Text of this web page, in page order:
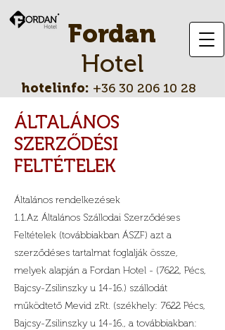
Fordan
Hotel
hotelinfo: +36 30 206 10 28
ÁLTALÁNOS
SZERZŐDÉSI
FELTÉTELEK
Általános rendelkezések
1.1.Az Általános Szállodai Szerződéses
Feltételek (továbbiakban ÁSZF) azt a
szerződéses tartalmat foglalják össze,
melyek alapján a Fordan Hotel - (7622, Pécs,
Bajcsy-Zsilinszky u 14-16.) szállodát
működtető Mevid zRt. (székhely: 7622 Pécs,
Bajcsy-Zsilinszky u 14-16., a továbbiakban: